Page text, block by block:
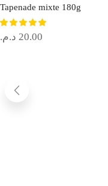
Tapenade mixte 180g
20.00 د.م.